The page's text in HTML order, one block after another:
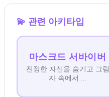
💫 관련 아키타입
마스크드 서바이버
진정한 자신을 숨기고 그림
자 속에서